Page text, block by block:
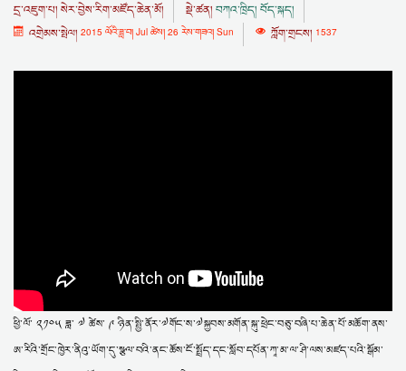
དྲ་འཇུག་པ། སེར་བྱེས་རིག་མཛོད་ཆེན་མོ། སྡེ་ཚན། བཀའ་ཁྲིད། བོད་སྐད།
འགྲེམས་སྤེལ། 2015 ལོའི་ཟླ་བ། Jul ཚེས། 26 རེས་གཟའ། Sun ཀློག་གྲངས། 1537
ཕྱི་ལོ་ ༢༡༠༥ ཟླ་ ༧ ཚེས་ ༩ ཉིན་སྤྱི་ནོར་༧གོང་ས་༧སྐྱབས་མགོན་སྐུ་ཕྲེང་བཅུ་བཞི་པ་ཆེན་པོ་མཆོག་ནས་
ཨ་རིའི་གྲོང་ཁྱེར་ནིའུ་ཡོག་དུ་སྩལ་བའི་ནང་ཆོས་ངོ་སྤྲོད་དང་སློབ་དཔོན་ཀཱ་མ་ལ་ཤི་ལས་མཛད་པའི་སྒོམ་